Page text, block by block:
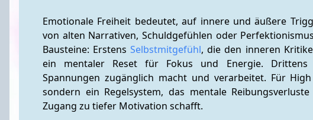
Emotionale Freiheit bedeutet, auf innere und äußere
von alten Narrativen, Schuldgefühlen oder
Bausteine: Erstens Selbstmitgefühl, die den inneren
ein mentaler Reset für Fokus und Energie. Drittens
Spannungen zugänglich macht und verarbeitet. Für
sondern ein Regelsystem, das mentale
Zugang zu tiefer Motivation schafft.